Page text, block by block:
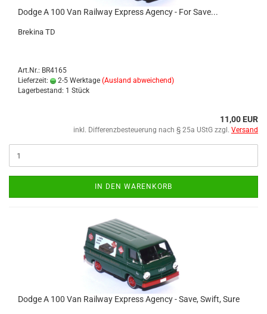
Dodge A 100 Van Rail­way Ex­press Agen­cy - For Save...
Bre­ki­na TD
Art.Nr.: BR4165
Lieferzeit:
2-5 Werktage (Ausland abweichend)
Lagerbestand: 1 Stück
11,00 EUR
inkl. Differenzbesteuerung nach § 25a UStG zzgl. Versand
IN DEN WARENKORB
Dodge A 100 Van Rail­way Ex­press Agen­cy - Save, Swift, Sure